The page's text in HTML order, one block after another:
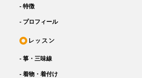
- 特徴
- プロフィール
- 箏・三味線
- 着物・着付け